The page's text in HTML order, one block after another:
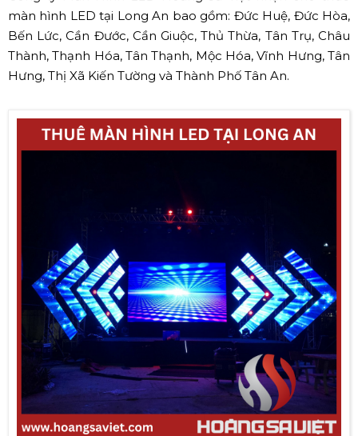
màn hình LED tại Long An bao gồm: Đức Huệ, Đức Hòa,
Bến Lức, Cần Đước, Cần Giuộc, Thủ Thừa, Tân Trụ, Châu
Thành, Thạnh Hóa, Tân Thạnh, Mộc Hóa, Vĩnh Hưng, Tân
Hưng, Thị Xã Kiến Tường và Thành Phố Tân An.